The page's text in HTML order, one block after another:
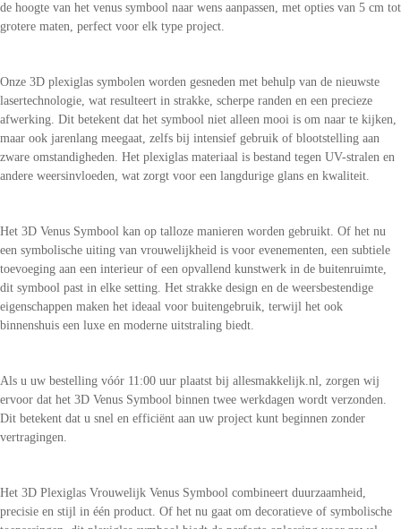
de hoogte van het venus symbool naar wens aanpassen, met opties van 5 cm tot
grotere maten, perfect voor elk type project.
Onze 3D plexiglas symbolen worden gesneden met behulp van de nieuwste
lasertechnologie, wat resulteert in strakke, scherpe randen en een precieze
afwerking. Dit betekent dat het symbool niet alleen mooi is om naar te kijken,
maar ook jarenlang meegaat, zelfs bij intensief gebruik of blootstelling aan
zware omstandigheden. Het plexiglas materiaal is bestand tegen UV-stralen en
andere weersinvloeden, wat zorgt voor een langdurige glans en kwaliteit.
Het 3D Venus Symbool kan op talloze manieren worden gebruikt. Of het nu
een symbolische uiting van vrouwelijkheid is voor evenementen, een subtiele
toevoeging aan een interieur of een opvallend kunstwerk in de buitenruimte,
dit symbool past in elke setting. Het strakke design en de weersbestendige
eigenschappen maken het ideaal voor buitengebruik, terwijl het ook
binnenshuis een luxe en moderne uitstraling biedt.
Als u uw bestelling vóór 11:00 uur plaatst bij allesmakkelijk.nl, zorgen wij
ervoor dat het 3D Venus Symbool binnen twee werkdagen wordt verzonden.
Dit betekent dat u snel en efficiënt aan uw project kunt beginnen zonder
vertragingen.
Het 3D Plexiglas Vrouwelijk Venus Symbool combineert duurzaamheid,
precisie en stijl in één product. Of het nu gaat om decoratieve of symbolische